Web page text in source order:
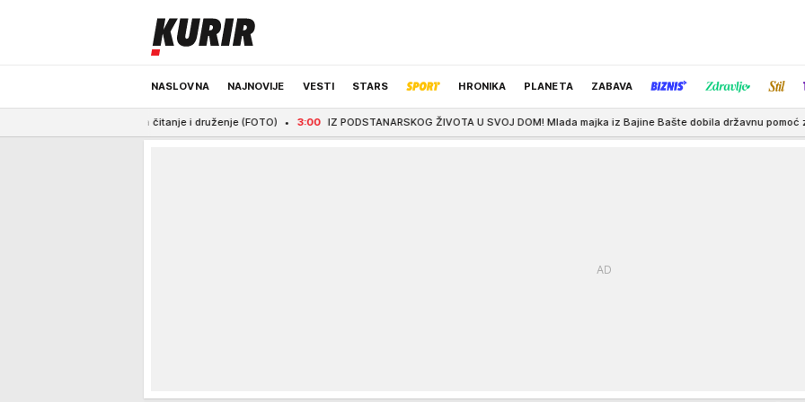
NASLOVNA NAJNOVIJE VESTI STARS HRONIKA PLANETA ZABAVA
ODRŽIVA BUDUĆNOST REGION NEWS IZBOR UREDNIKA
kutak za čitanje i druženje (FOTO) 3:00 IZ PODSTANARSKOG ŽIVOTA U SVOJ DOM! Mlada majka iz Bajine Bašte dobila državnu pomoć za prvi stan: Sve